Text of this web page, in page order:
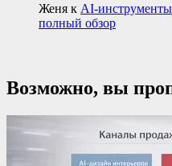
Женя к AI-инструменты
полный обзор
Возможно, вы